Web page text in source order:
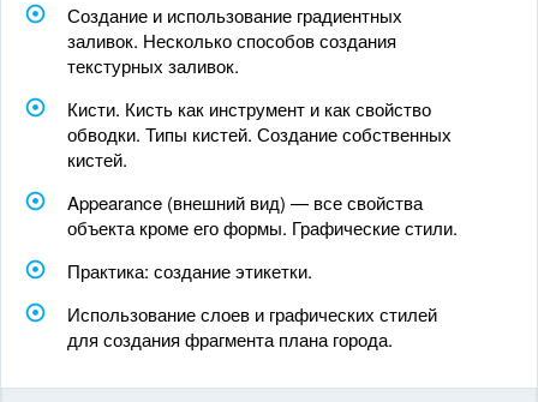
Создание и использование градиентных
заливок. Несколько способов создания
текстурных заливок.
Кисти. Кисть как инструмент и как свойство
обводки. Типы кистей. Создание собственных
кистей.
Appearance (внешний вид) — все свойства
объекта кроме его формы. Графические стили.
Практика: создание этикетки.
Использование слоев и графических стилей
для создания фрагмента плана города.